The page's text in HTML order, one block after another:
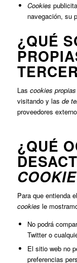
Cookies
navegación, su
¿QUÉ
Las cookies propias
visitando y las de
proveedores
¿QUÉ
Para que entienda
cookies le
No podrá
Twitter o
El sitio web no
preferencias